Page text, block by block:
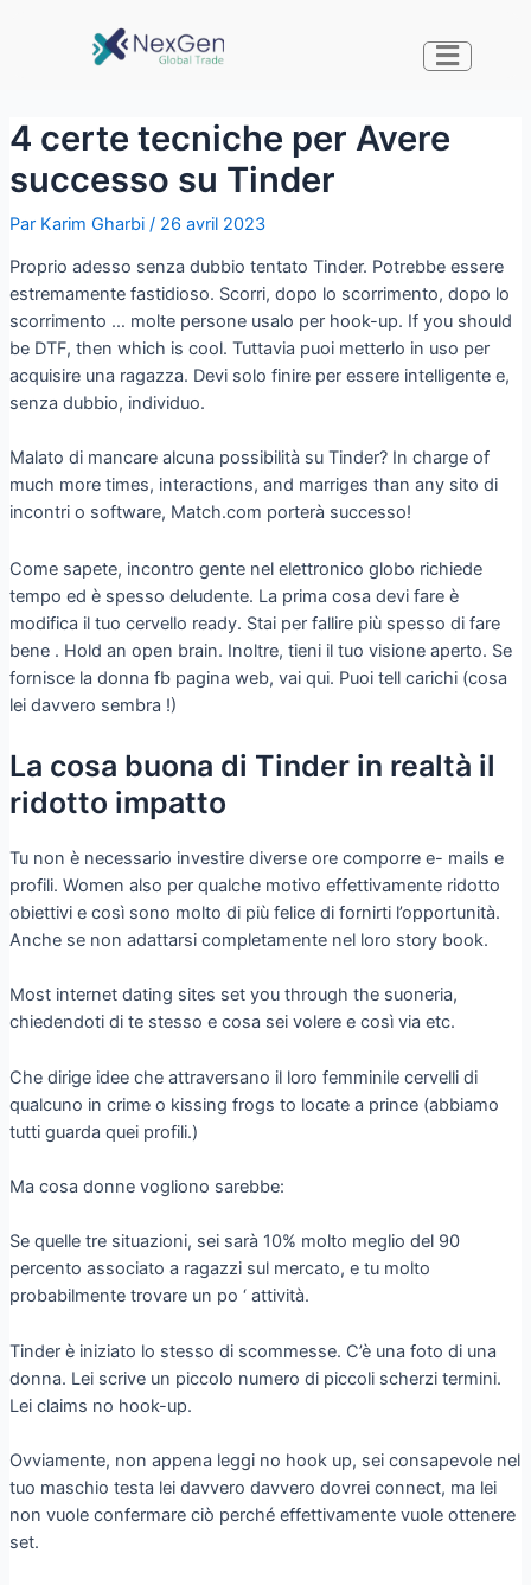
4 certe tecniche per Avere
successo su Tinder
Par Karim Gharbi / 26 avril 2023
Proprio adesso senza dubbio tentato Tinder. Potrebbe essere
estremamente fastidioso. Scorri, dopo lo scorrimento, dopo lo
scorrimento … molte persone usalo per hook-up. If you should
be DTF, then which is cool. Tuttavia puoi metterlo in uso per
acquisire una ragazza. Devi solo finire per essere intelligente e,
senza dubbio, individuo.
Malato di mancare alcuna possibilità su Tinder? In charge of
much more times, interactions, and marriges than any sito di
incontri o software, Match.com porterà successo!
Come sapete, incontro gente nel elettronico globo richiede
tempo ed è spesso deludente. La prima cosa devi fare è
modifica il tuo cervello ready. Stai per fallire più spesso di fare
bene . Hold an open brain. Inoltre, tieni il tuo visione aperto. Se
fornisce la donna fb pagina web, vai qui. Puoi tell carichi (cosa
lei davvero sembra !)
La cosa buona di Tinder in realtà il
ridotto impatto
Tu non è necessario investire diverse ore comporre e- mails e
profili. Women also per qualche motivo effettivamente ridotto
obiettivi e così sono molto di più felice di fornirti l’opportunità.
Anche se non adattarsi completamente nel loro story book.
Most internet dating sites set you through the suoneria,
chiedendoti di te stesso e cosa sei volere e così via etc.
Che dirige idee che attraversano il loro femminile cervelli di
qualcuno in crime o kissing frogs to locate a prince (abbiamo
tutti guarda quei profili.)
Ma cosa donne vogliono sarebbe:
Se quelle tre situazioni, sei sarà 10% molto meglio del 90
percento associato a ragazzi sul mercato, e tu molto
probabilmente trovare un po ‘ attività.
Tinder è iniziato lo stesso di scommesse. C’è una foto di una
donna. Lei scrive un piccolo numero di piccoli scherzi termini.
Lei claims no hook-up.
Ovviamente, non appena leggi no hook up, sei consapevole nel
tuo maschio testa lei davvero davvero dovrei connect, ma lei
non vuole confermare ciò perché effettivamente vuole ottenere
set.